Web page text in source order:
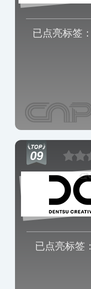
已点亮标签：
09
已点亮标签：